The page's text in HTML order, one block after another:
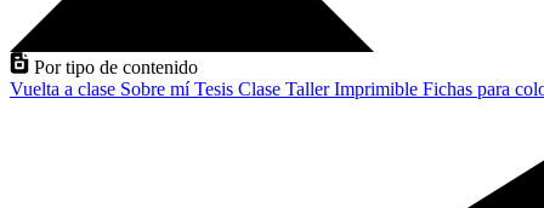
Por tipo de contenido
Vuelta a clase Sobre míTesis Clase TallerImprimible Fichas para